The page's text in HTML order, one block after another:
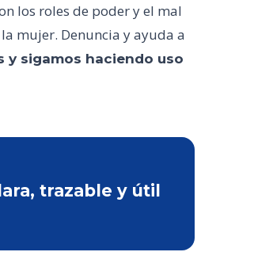
los roles de poder y el mal
mujer. Denuncia y ayuda a
y sigamos haciendo uso
trazable y útil